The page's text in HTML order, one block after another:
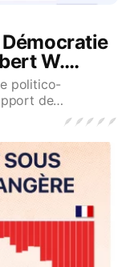
W.
politico-
de
🪶 🪶 🪶 🪶 🪶